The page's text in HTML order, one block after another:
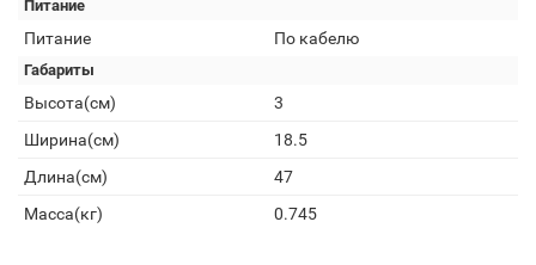
Питание
Питание По кабелю
Габариты
Высота(см)
3
Ширина(см)
18.5
Длина(см)
47
Масса(кг)
0.745